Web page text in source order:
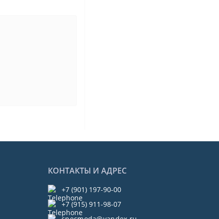
КОНТАКТЫ И АДРЕС
+7 (901) 197-90-00
+7 (915) 911-98-07